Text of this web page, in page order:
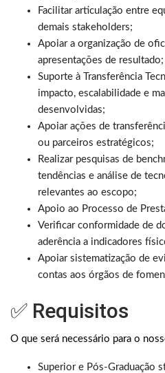
Facilitar articulação entre
demais stakeholders;
Apoiar a organização de
apresentações de resultado;
Suporte à Transferência
impacto, escalabilidade e
desenvolvidas;
Apoiar ações de
ou parceiros estratégicos;
Realizar pesquisas de
tendências e análise de
relevantes ao escopo;
Apoio ao Processo de
Verificar conformidade de
aderência a indicadores
Apoiar sistematização de
contas aos órgãos de
✅ Requisitos
O que será necessário para o
Superior e Pós-Graduação